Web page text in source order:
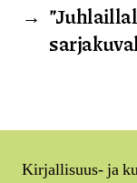
→
Kirjallisuus- ja